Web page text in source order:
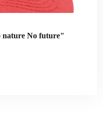
nature No future"